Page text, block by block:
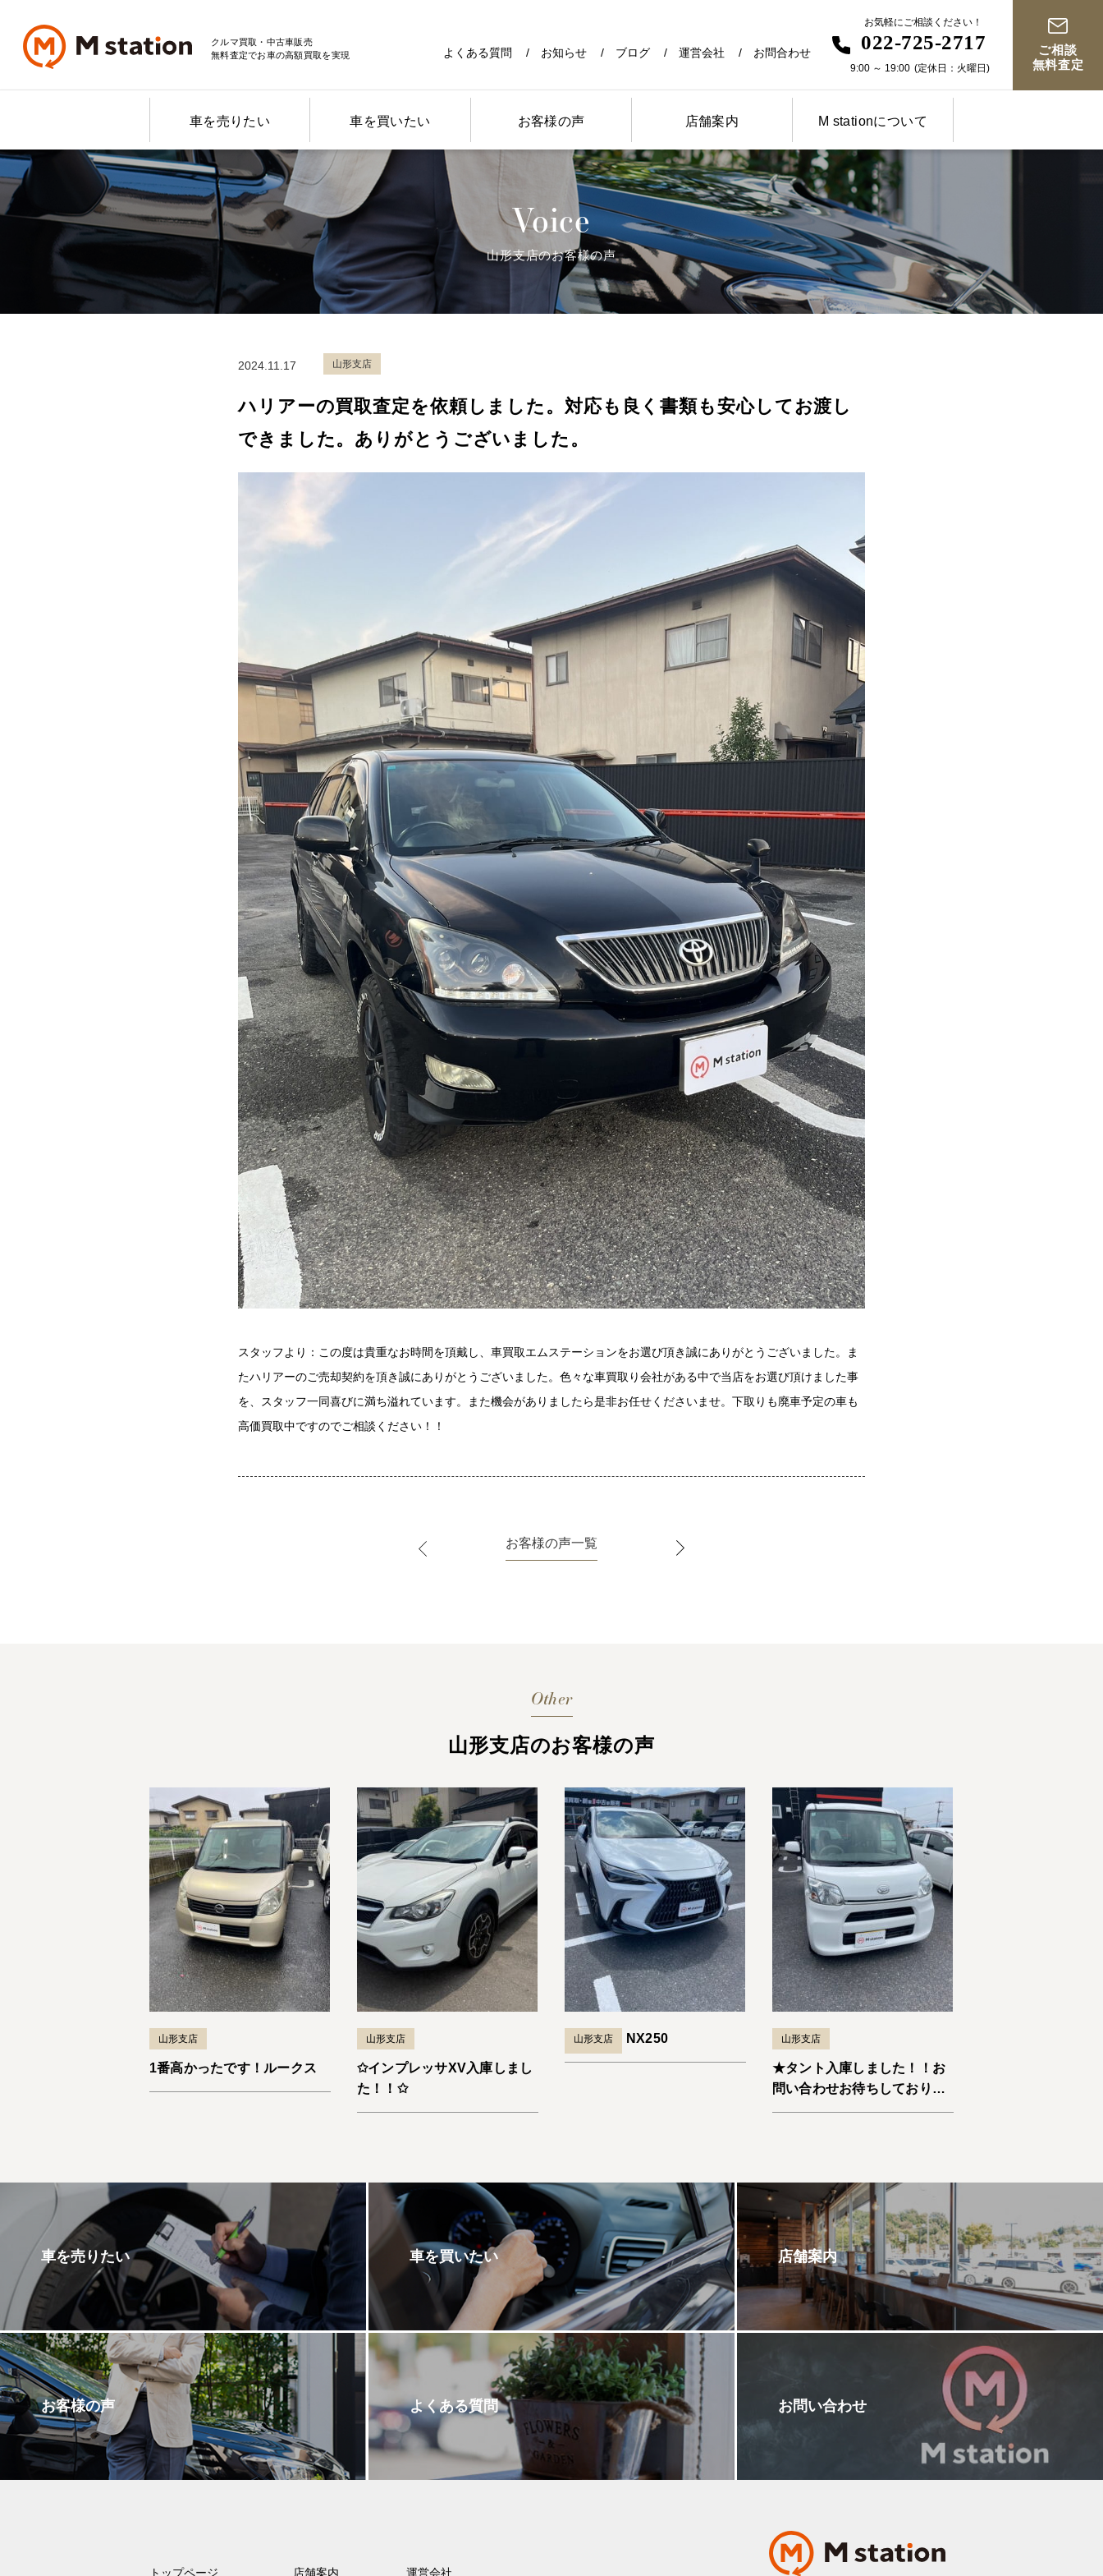
クルマ買取・中古車販売
無料査定でお車の高額買取を実現
よくある質問 お知らせ ブログ 運営会社 お問合わせ
お気軽にご相談ください！
022-725-2717
9:00 ～ 19:00 (定休日：火曜日)
ご相談
無料査定
車を売りたい 車を買いたい お客様の声 店舗案内 M stationについて
Voice
山形支店のお客様の声
2024.11.17 山形支店
ハリアーの買取査定を依頼しました。対応も良く書類も安心してお渡し
できました。ありがとうございました。
スタッフより：この度は貴重なお時間を頂戴し、車買取エムステーションをお選び頂き誠にありがとうございました。ま
たハリアーのご売却契約を頂き誠にありがとうございました。色々な車買取り会社がある中で当店をお選び頂けました事
を、スタッフ一同喜びに満ち溢れています。また機会がありましたら是非お任せくださいませ。下取りも廃車予定の車も
高価買取中ですのでご相談ください！！
お客様の声一覧
Other
山形支店のお客様の声
山形支店
1番高かったです！ルークス
山形支店
✩インプレッサXV入庫しまし
た！！✩
山形支店 NX250 山形支店
★タント入庫しました！！お
問い合わせお待ちしておりま
す。★
車を売りたい 車を買いたい 店舗案内
お客様の声 よくある質問 お問い合わせ
トップページ 店舗案内 運営会社